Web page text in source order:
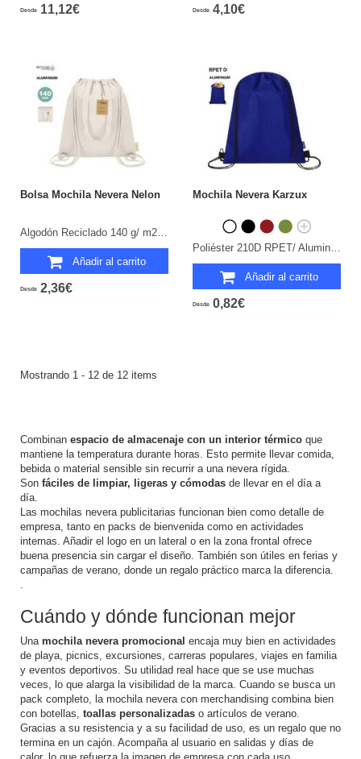
Desde 11,12€ Desde 4,10€
Bolsa Mochila Nevera Nelon
Algodón Reciclado 140 g/ m2/ Aluminio.
Añadir al carrito
Desde 2,36€
Mochila Nevera Karzux
Poliéster 210D RPET/ Aluminio.
Añadir al carrito
Desde 0,82€
Mostrando 1 - 12 de 12 items
Combinan espacio de almacenaje con un interior térmico que
mantiene la temperatura durante horas. Esto permite llevar comida,
bebida o material sensible sin recurrir a una nevera rígida.
Son fáciles de limpiar, ligeras y cómodas de llevar en el día a
día.
Las mochilas nevera publicitarias funcionan bien como detalle de
empresa, tanto en packs de bienvenida como en actividades
internas. Añadir el logo en un lateral o en la zona frontal ofrece
buena presencia sin cargar el diseño. También son útiles en ferias y
campañas de verano, donde un regalo práctico marca la diferencia.
.
Cuándo y dónde funcionan mejor
Una mochila nevera promocional encaja muy bien en actividades
de playa, picnics, excursiones, carreras populares, viajes en familia
y eventos deportivos. Su utilidad real hace que se use muchas
veces, lo que alarga la visibilidad de la marca. Cuando se busca un
pack completo, la mochila nevera con merchandising combina bien
con botellas, toallas personalizadas o artículos de verano.
Gracias a su resistencia y a su facilidad de uso, es un regalo que no
termina en un cajón. Acompaña al usuario en salidas y días de